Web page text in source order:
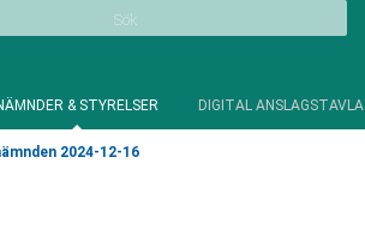
Sök
& STYRELSER DIGITAL ANSLAGSTAVLA
2024-12-16